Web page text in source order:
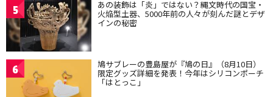
5 あの装飾は「炎」ではない？縄文時代の国宝・
火焔型土器、5000年前の人々が刻んだ謎とデザ
インの秘密
6 鳩サブレーの豊島屋が『鳩の日』（8月10日）
限定グッズ詳細を発表！今年はシリコンポーチ
「はとっこ」